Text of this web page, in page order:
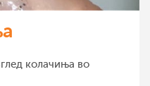
колачиња во